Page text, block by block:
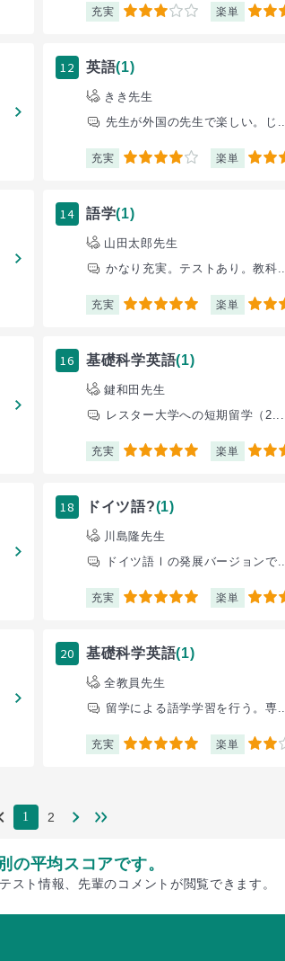
充実 3 楽単 5
12 英語(1)
きき先生
先生が外国の先生で楽しい。じ...
充実 4 楽単 4
14 語学(1)
山田太郎先生
かなり充実。テストあり。教科...
充実 5 楽単 5
16 基礎科学英語(1)
鍵和田先生
レスター大学への短期留学（2...
充実 5 楽単 5
18 ドイツ語?(1)
川島隆先生
ドイツ語Ⅰの発展バージョンで...
充実 5 楽単 3
20 基礎科学英語(1)
全教員先生
留学による語学学習を行う。専...
充実 5 楽単 2
1 2
の平均スコアです。
スト情報、先輩のコメントが閲覧できます。